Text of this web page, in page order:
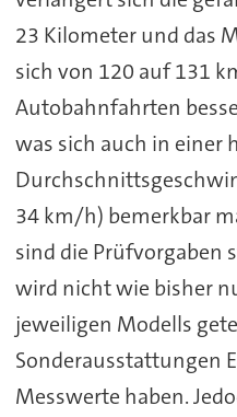
23 Kilometer und das
sich von 120 auf 131
Autobahnfahrten
was sich auch in einer
34 km/h) bemerkbar
sind die Prüfvorgaben
wird nicht wie bisher
jeweiligen Modells
Sonderausstattungen
Messwerte haben.